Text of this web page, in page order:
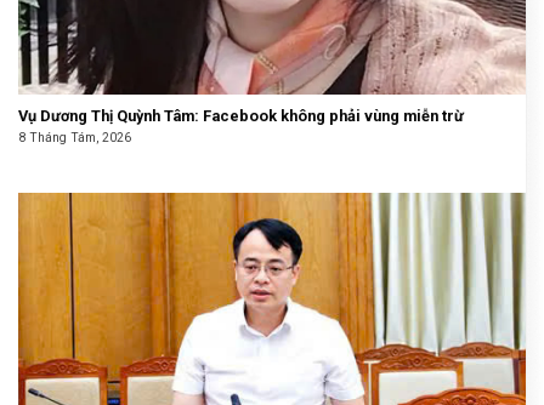
Vụ Dương Thị Quỳnh Tâm: Facebook không phải vùng miễn trừ
8 Tháng Tám, 2026